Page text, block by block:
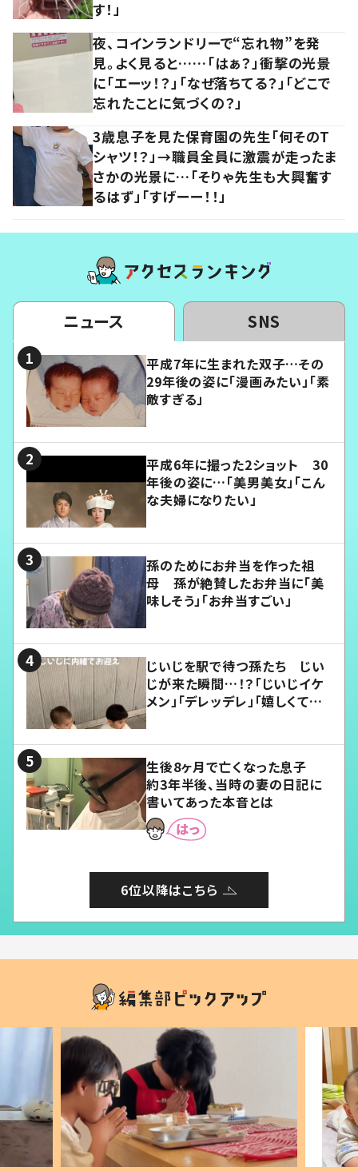
す！」
夜、コインランドリーで“忘れ物”を発
見。よく見ると……「はぁ？」衝撃の光景
に「エーッ！？」「なぜ落ちてる？」「どこで
忘れたことに気づくの？」
3歳息子を見た保育園の先生「何そのT
シャツ！？」→職員全員に激震が走ったま
さかの光景に…「そりゃ先生も大興奮す
るはず」「すげーー！！」
ニュース SNS
平成7年に生まれた双子…その
29年後の姿に「漫画みたい」「素
敵すぎる」
平成6年に撮った2ショット 30
年後の姿に…「美男美女」「こん
な夫婦になりたい」
孫のためにお弁当を作った祖
母 孫が絶賛したお弁当に「美
味しそう」「お弁当すごい」
じいじを駅で待つ孫たち じい
じが来た瞬間…！？「じいじイケ
メン」「デレッデレ」「嬉しくて可
生後8ヶ月で亡くなった息子
約3年半後、当時の妻の日記に
書いてあった本音とは
6位以降はこちら